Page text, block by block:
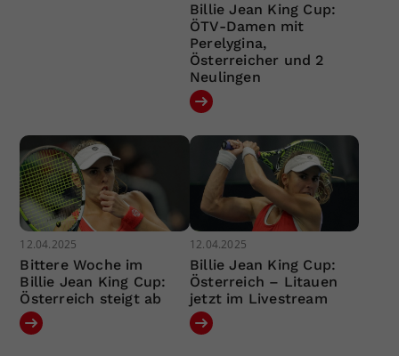
Billie Jean King Cup:
ÖTV-Damen mit
Perelygina,
Österreicher und 2
Neulingen
12.04.2025
Bittere Woche im
Billie Jean King Cup:
Österreich steigt ab
12.04.2025
Billie Jean King Cup:
Österreich – Litauen
jetzt im Livestream